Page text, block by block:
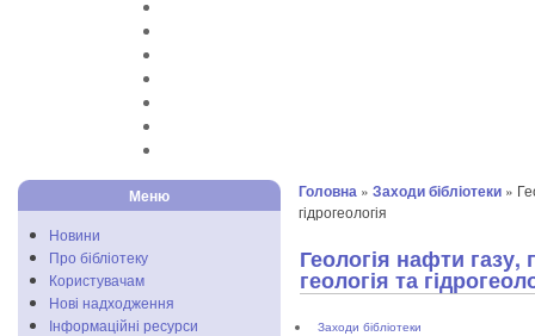
Меню
Новини
Про бібліотеку
Користувачам
Нові надходження
Інформаційні ресурси
Головна » Заходи бібліотеки »
гідрогеологія
Геологія нафти газу,
геологія та
Заходи бібліотеки